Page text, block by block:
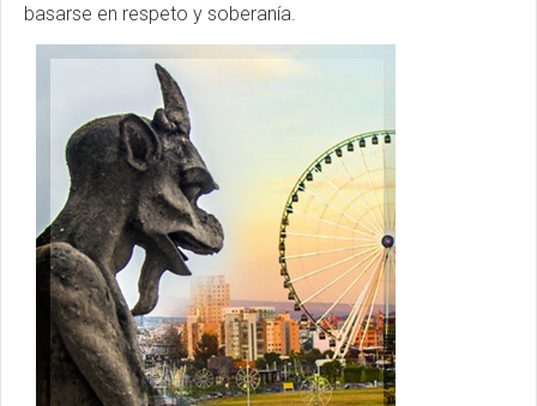
basarse en respeto y soberanía.